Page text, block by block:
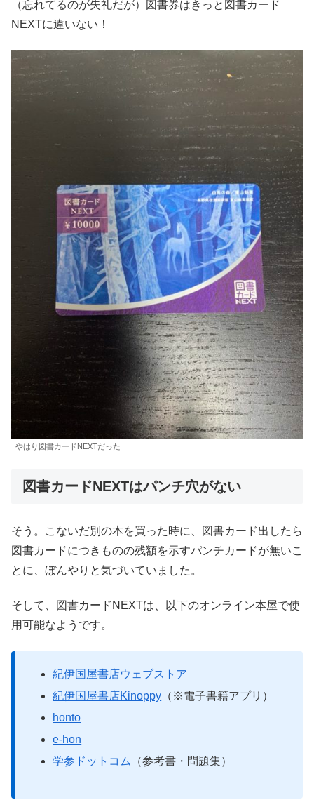
（忘れてるのが失礼だが）図書券はきっと図書カード
NEXTに違いない！
やはり図書カードNEXTだった
図書カードNEXTはパンチ穴がない
そう。こないだ別の本を買った時に、図書カード出したら
図書カードにつきものの残額を示すパンチカードが無いこ
とに、ぼんやりと気づいていました。
そして、図書カードNEXTは、以下のオンライン本屋で使
用可能なようです。
紀伊国屋書店ウェブストア
紀伊国屋書店Kinoppy （※電子書籍アプリ）
honto
e-hon
学参ドットコム （参考書・問題集）